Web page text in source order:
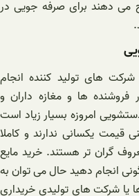
می دهند برای صرفه جویی در
های تولید کننده انجام
ها و مغازه داران و
امروزه بسیار زیاد است
قیمت یکسانی ندارند و کاملا
گران تر هستند. خرید مایع
انجام دهید حال می توان به
یا شرکت های تولیدی خریداری